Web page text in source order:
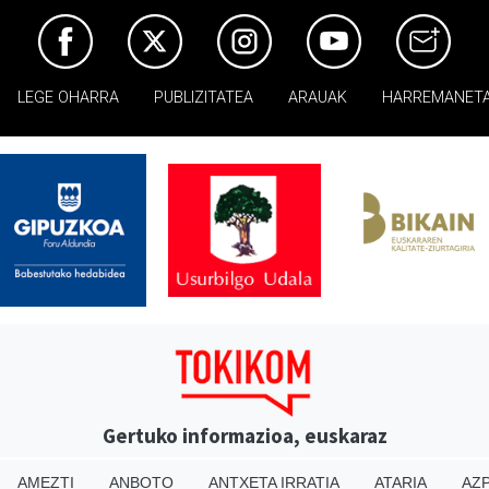
LEGE OHARRA PUBLIZITATEA ARAUAK
Gertuko informazioa, euskaraz
AMEZTI ANBOTO ANTXETA IRRATIA ATARIA